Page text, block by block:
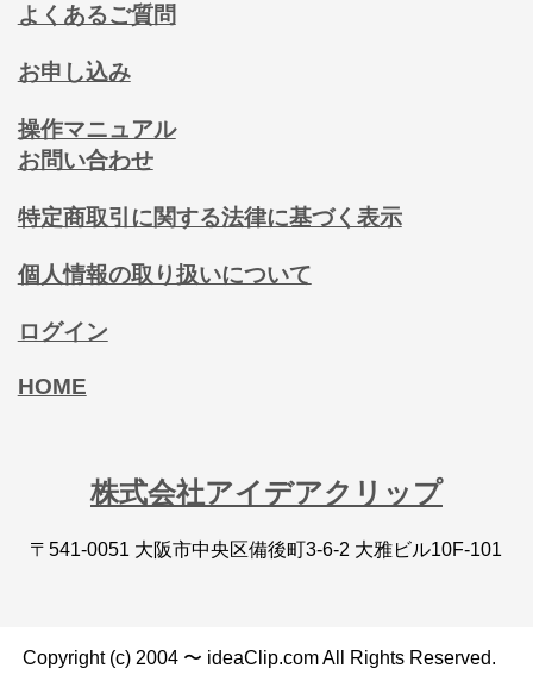
よくあるご質問
お申し込み
操作マニュアル
お問い合わせ
特定商取引に関する法律に基づく表示
個人情報の取り扱いについて
ログイン
HOME
株式会社アイデアクリップ
〒541-0051 大阪市中央区備後町3-6-2 大雅ビル10F-101
Copyright (c) 2004 〜 ideaClip.com All Rights Reserved.